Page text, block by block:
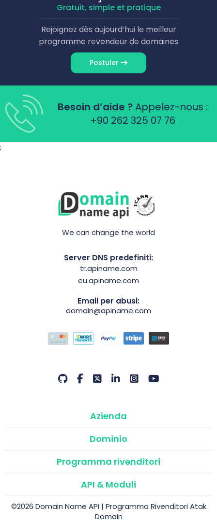
Gratuit, simple et pratique
Rejoignez dès aujourd’hui le meilleur
programme revendeur de domaines
Postuler
Besoin d’aide ? Appelez-nous :
+90 262 325 07 76
;
We can change the world
Server DNS predefiniti:
tr.apiname.com
eu.apiname.com
Email per abusi:
domain@apiname.com
Azienda
Dominio
Programma rivenditori
API & Moduli
©2026 Domain Name API | Programma Rivenditori Atak
Domain